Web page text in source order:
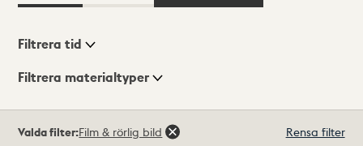
Visningsläge
Filtrera tid
Filtrera materialtyper
träffar
Valda filter:Film & rörlig bild Rensa filter